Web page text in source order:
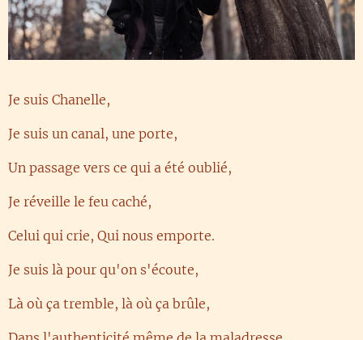
Je suis Chanelle,
Je suis un canal, une porte,
Un passage vers ce qui a été oublié,
Je réveille le feu caché,
Celui qui crie, Qui nous emporte.
Je suis là pour qu'on s'écoute,
Là où ça tremble, là où ça brûle,